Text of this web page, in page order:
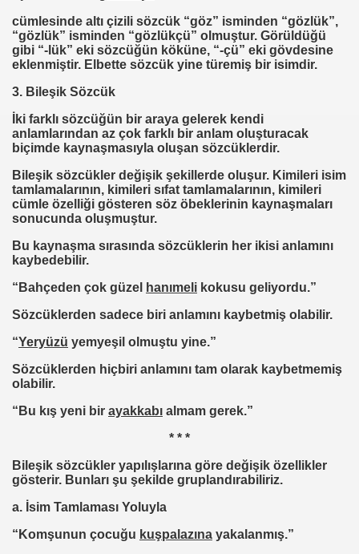
cümlesinde altı çizili sözcük “göz” isminden “gözlük”,
“gözlük” isminden “gözlükçü” olmuştur. Görüldüğü
gibi “-lük” eki sözcüğün köküne, “-çü” eki gövdesine
eklenmiştir. Elbette sözcük yine türemiş bir isimdir.
3. Bileşik Sözcük
İki farklı sözcüğün bir araya gelerek kendi
anlamlarından az çok farklı bir anlam oluşturacak
biçimde kaynaşmasıyla oluşan sözcüklerdir.
Bileşik sözcükler değişik şekillerde oluşur. Kimileri isim
tamlamalarının, kimileri sıfat tamlamalarının, kimileri
cümle özelliği gösteren söz öbeklerinin kaynaşmaları
sonucunda oluşmuştur.
Bu kaynaşma sırasında sözcüklerin her ikisi anlamını
kaybedebilir.
“Bahçeden çok güzel
hanımeli kokusu geliyordu.”
Sözcüklerden sadece biri anlamını kaybetmiş olabilir.
“Yeryüzü yemyeşil olmuştu yine.”
Sözcüklerden hiçbiri anlamını tam olarak kaybetmemiş
olabilir.
“Bu kış yeni bir ayakkabı almam gerek.”
* * *
Bileşik sözcükler yapılışlarına göre değişik özellikler
gösterir. Bunları şu şekilde gruplandırabiliriz.
a. İsim Tamlaması Yoluyla
“Komşunun çocuğu kuşpalazına yakalanmış.”